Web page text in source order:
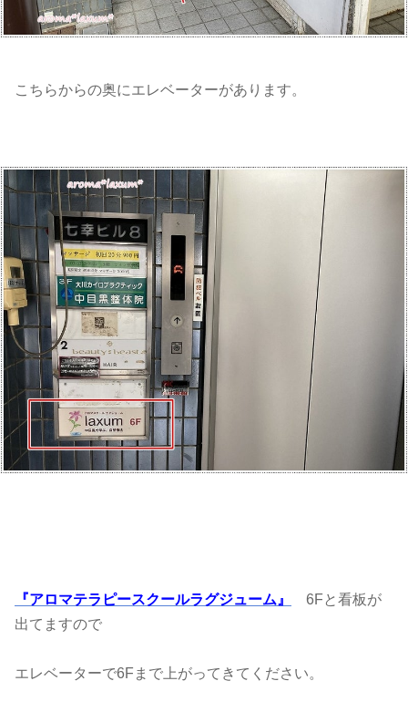
こちらからの奥にエレベーターがあります。
『アロマテラピースクールラグジューム』
6Fと看板が
出てますので
エレベーターで6Fまで上がってきてください。